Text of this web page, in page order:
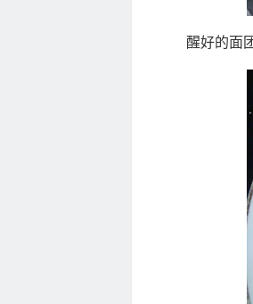
醒好的面